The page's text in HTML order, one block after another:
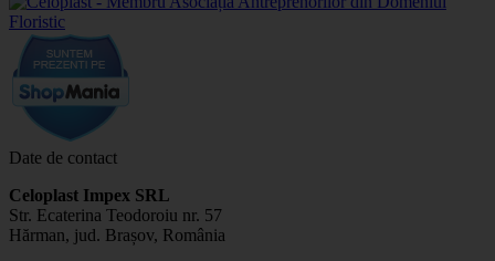
Date de contact
Celoplast Impex SRL
Str. Ecaterina Teodoroiu nr. 57
Hărman, jud. Brașov, România